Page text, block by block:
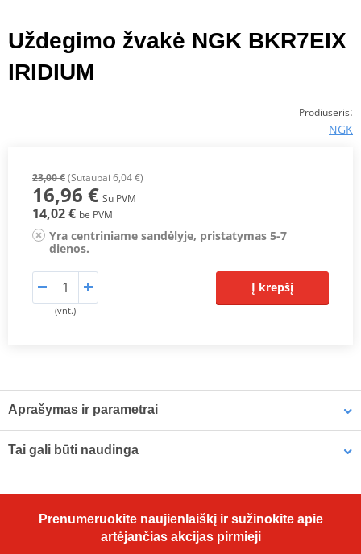
Uždegimo žvakė NGK BKR7EIX
IRIDIUM
Prodiuseris:
NGK
23,00 €(Sutaupai 6,04 €)
16,96 € Su PVM
14,02 € be PVM
Yra centriniame sandėlyje, pristatymas 5-7
dienos.
(vnt.)
Į krepšį
Aprašymas ir parametrai
anti-fouling and high-ignitability makes Iridium IX
ideal for the
perfectly suited to today’s high-temperature engines, delivering
Fine iridium tip ensures high durability and a consistently
Tai gali būti naudinga
Prenumeruokite naujienlaiškį ir sužinokite apie
artėjančias akcijas pirmieji